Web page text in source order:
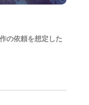
の依頼を想定した